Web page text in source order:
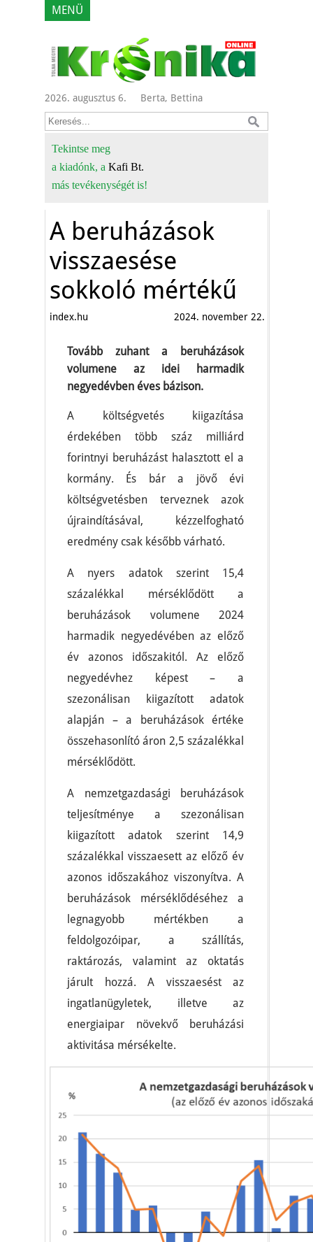
MENÜ
2026. augusztus 6. Berta, Bettina
Tekintse meg
a kiadónk, a Kafi Bt.
más tevékenységét is!
A beruházások
visszaesése
sokkoló mértékű
index.hu 2024. november 22.
Tovább zuhant a beruházások
volumene az idei harmadik
negyedévben éves bázison.
A költségvetés kiigazítása
érdekében több száz milliárd
forintnyi beruházást halasztott el a
kormány. És bár a jövő évi
költségvetésben terveznek azok
újraindításával, kézzelfogható
eredmény csak később várható.
A nyers adatok szerint 15,4
százalékkal mérséklődött a
beruházások volumene 2024
harmadik negyedévében az előző
év azonos időszakitól. Az előző
negyedévhez képest – a
szezonálisan kiigazított adatok
alapján – a beruházások értéke
összehasonlító áron 2,5 százalékkal
mérséklődött.
A nemzetgazdasági beruházások
teljesítménye a szezonálisan
kiigazított adatok szerint 14,9
százalékkal visszaesett az előző év
azonos időszakához viszonyítva. A
beruházások mérséklődéséhez a
legnagyobb mértékben a
feldolgozóipar, a szállítás,
raktározás, valamint az oktatás
járult hozzá. A visszaesést az
ingatlanügyletek, illetve az
energiaipar növekvő beruházási
aktivitása mérsékelte.